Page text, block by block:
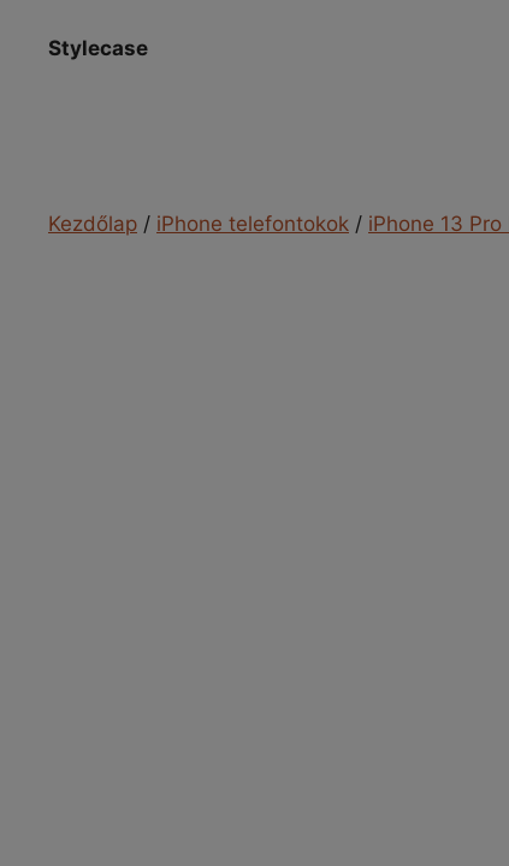
Stylecase
Kezdőlap / iPhone telefontokok / iPhone 13